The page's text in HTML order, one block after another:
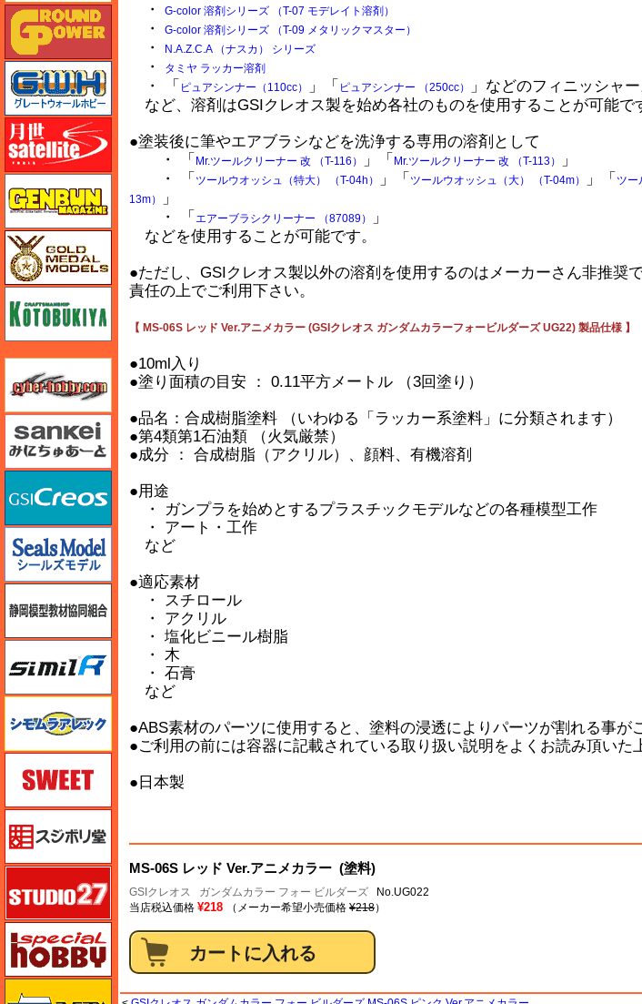
・ G-color 溶剤シリーズ （T-07 モデレイト溶剤）
・ G-color 溶剤シリーズ （T-09 メタリックマスター）
・ N.A.Z.C.A （ナスカ） シリーズ
・ タミヤ ラッカー溶剤
・ 「 ピュアシンナー（110cc） 」「 ピュアシンナー （250cc）
」などのフィニッシャ
など、溶剤はGSIクレオス製を始め各社のものを使用することが可能で
●塗装後に筆やエアブラシなどを洗浄する専用の溶剤として
・ 「 Mr.ツールクリーナー 改 （T-116） 」「 Mr.ツールクリーナー 改 （T-113）
」
・ 「 ツールウオッシュ（特大） （T-04h） 」「 ツールウオッシュ（大） （T-04m） 」「 ツー
13m）
」
・ 「 エアーブラシクリーナー （87089）
」
などを使用することが可能です。
●ただし、GSIクレオス製以外の溶剤を使用するのはメーカーさん非推奨
責任の上でご利用下さい。
【 MS-06S レッド Ver.アニメカラー (GSIクレオス ガンダムカラーフォービルダーズ UG22) 製品仕様 】
●10ml入り
●塗り面積の目安 ： 0.11平方メートル （3回塗り）
●品名：合成樹脂塗料 （いわゆる「ラッカー系塗料」に分類されます）
●第4類第1石油類 （火気厳禁）
●成分 ： 合成樹脂（アクリル）、顔料、有機溶剤
●用途
・ ガンプラを始めとするプラスチックモデルなどの各種模型工作
・ アート・工作
など
●適応素材
・ スチロール
・ アクリル
・ 塩化ビニール樹脂
・ 木
・ 石膏
など
●ABS素材のパーツに使用すると、塗料の浸透によりパーツが割れる事が
●ご利用の前には容器に記載されている取り扱い説明をよくお読み頂いた
●日本製
MS-06S レッド Ver.アニメカラー (塗料)
GSIクレオス ガンダムカラー フォー ビルダーズ No.UG022
当店税込価格 ¥218 （メーカー希望小売価格 ¥218）
ガリレオ出版 グランドパワー
グレートウォールホビー
ゲンブンマガジン
ゴールドメダルモデルズ
コトブキヤ
サイバーホビー
さんけい みにちゅあーと
シールズモデル
静岡模型協同組合
シミラー（similR）
スタジオ27・タブデザイン
スペシャルホビー